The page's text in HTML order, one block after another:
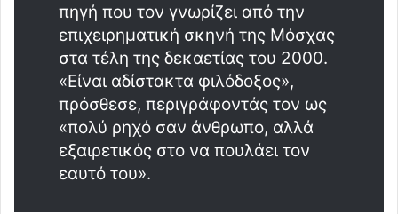
πηγή που τον γνωρίζει από την
επιχειρηματική σκηνή της Μόσχας
στα τέλη της δεκαετίας του 2000.
«Είναι αδίστακτα φιλόδοξος»,
πρόσθεσε, περιγράφοντάς τον ως
«πολύ ρηχό σαν άνθρωπο, αλλά
εξαιρετικός στο να πουλάει τον
εαυτό του».